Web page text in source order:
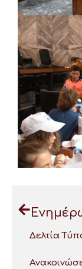
Δελτία